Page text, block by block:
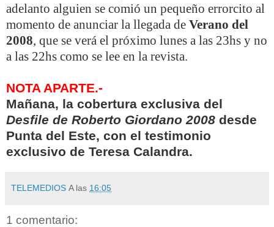
adelanto alguien se comió un pequeño errorcito al
momento de anunciar la llegada de Verano del
2008, que se verá el próximo lunes a las 23hs y no
a las 22hs como se lee en la revista.
NOTA APARTE.-
Mañana, la cobertura exclusiva del
Desfile de Roberto Giordano 2008 desde
Punta del Este, con el testimonio
exclusivo de Teresa Calandra.
TELEMEDIOS A las 16:05
1 comentario: